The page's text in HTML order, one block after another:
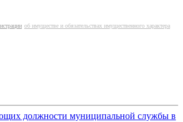
об имуществе и обязательствах имущественного характера
должности муниципальной службы в